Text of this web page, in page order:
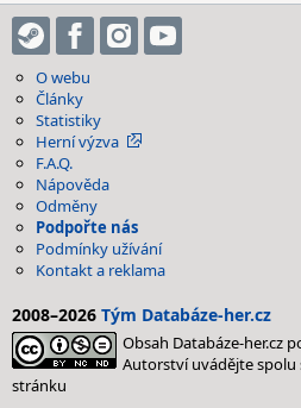
O webu
Články
Statistiky
Herní výzva
F.A.Q.
Nápověda
Odměny
Podpořte nás
Podmínky užívání
Kontakt a reklama
2008–2026 Tým Databáze-her.cz
Obsah Databáze-her.cz
Autorství uvádějte spolu
stránku